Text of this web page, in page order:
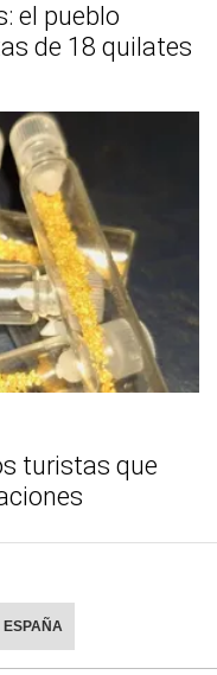
el pueblo
de 18 quilates
turistas que
ESPAÑA